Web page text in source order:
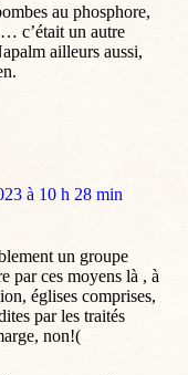
au phosphore,
c’était un autre
ailleurs aussi,
à 10 h 28 min
un groupe
par ces moyens là , à
églises comprises,
par les traités
non!(